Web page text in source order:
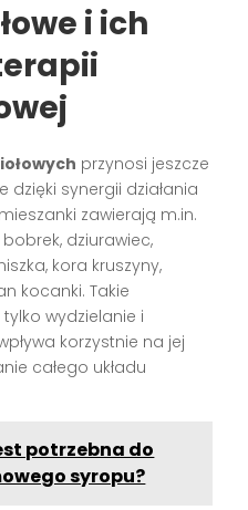
i ich
przynosi jeszcze
dzięki synergii działania
zawierają m.in.
dziurawiec,
kora kruszyny,
kocanki. Takie
wydzielanie i
korzystnie na jej
całego układu
potrzebna do
syropu?